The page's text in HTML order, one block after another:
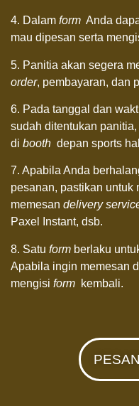
4. Dalam form Anda
mau dipesan serta
5. Panitia akan segera
order, pembayaran, dan
6. Pada tanggal dan
sudah ditentukan
di booth depan sports hall
7. Apabila Anda
pesanan, pastikan untuk
memesan delivery
Paxel Instant, dsb.
8. Satu form berlaku
Apabila ingin memesan
mengisi form kembali.